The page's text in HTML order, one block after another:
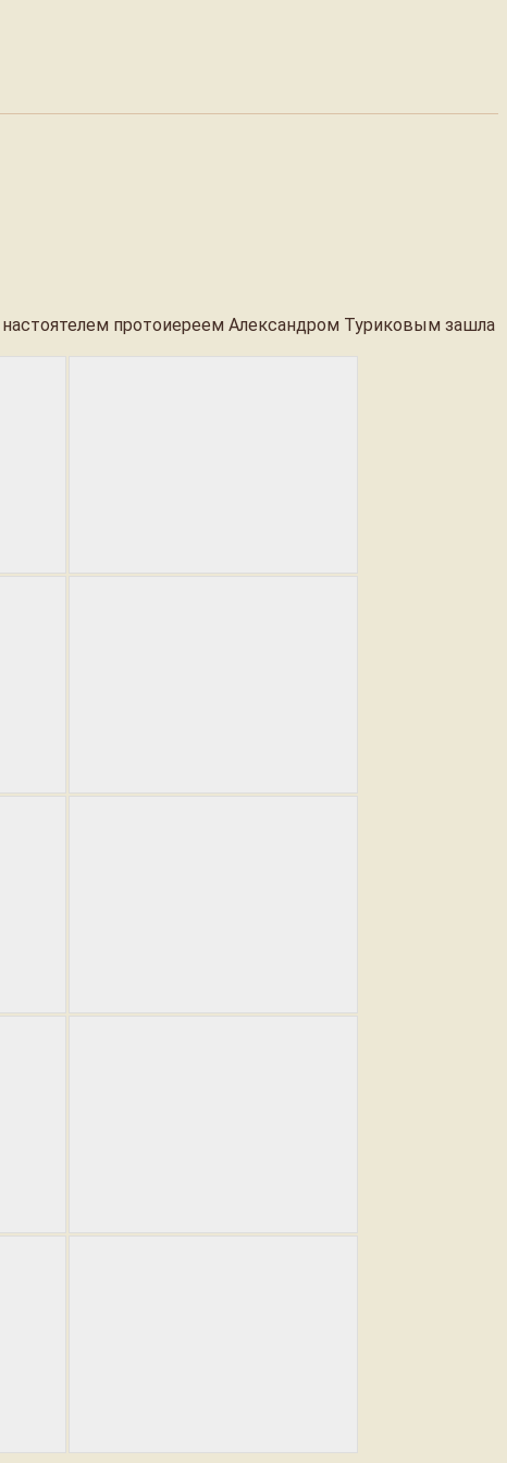
протоиереем Александром Туриковым зашла